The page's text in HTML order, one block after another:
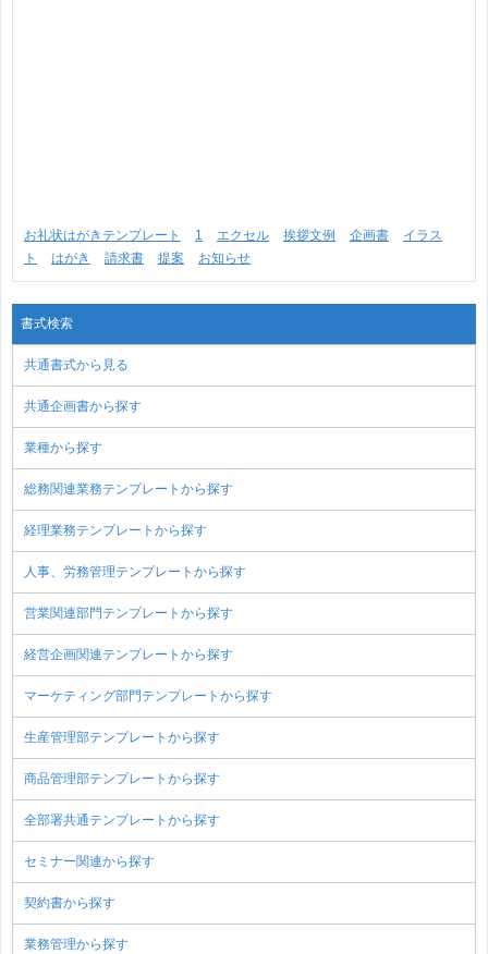
お礼状はがきテンプレート 1 エクセル 挨拶文例 企画書
イラス
ト
はがき 請求書 提案 お知らせ
書式検索
共通書式から見る
共通企画書から探す
業種から探す
総務関連業務テンプレートから探す
経理業務テンプレートから探す
人事、労務管理テンプレートから探す
営業関連部門テンプレートから探す
経営企画関連テンプレートから探す
マーケティング部門テンプレートから探す
生産管理部テンプレートから探す
商品管理部テンプレートから探す
全部署共通テンプレートから探す
セミナー関連から探す
契約書から探す
業務管理から探す